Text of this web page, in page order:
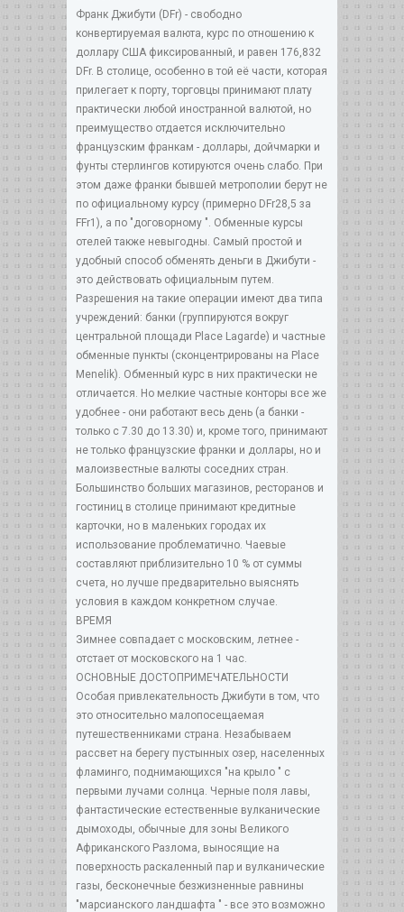
Франк Джибути (DFr) - свободно
конвертируемая валюта, курс по отношению к
доллару США фиксированный, и равен 176,832
DFr. В столице, особенно в той её части, которая
прилегает к порту, торговцы принимают плату
практически любой иностранной валютой, но
преимущество отдается исключительно
французским франкам - доллары, дойчмарки и
фунты стерлингов котируются очень слабо. При
этом даже франки бывшей метрополии берут не
по официальному курсу (примерно DFr28,5 за
FFr1), а по "договорному ". Обменные курсы
отелей также невыгодны. Самый простой и
удобный способ обменять деньги в Джибути -
это действовать официальным путем.
Разрешения на такие операции имеют два типа
учреждений: банки (группируются вокруг
центральной площади Place Lagarde) и частные
обменные пункты (сконцентрированы на Place
Menelik). Обменный курс в них практически не
отличается. Но мелкие частные конторы все же
удобнее - они работают весь день (а банки -
только с 7.30 до 13.30) и, кроме того, принимают
не только французские франки и доллары, но и
малоизвестные валюты соседних стран.
Большинство больших магазинов, ресторанов и
гостиниц в столице принимают кредитные
карточки, но в маленьких городах их
использование проблематично. Чаевые
составляют приблизительно 10 % от суммы
счета, но лучше предварительно выяснять
условия в каждом конкретном случае.
ВРЕМЯ
Зимнее совпадает с московским, летнее -
отстает от московского на 1 час.
ОСНОВНЫЕ ДОСТОПРИМЕЧАТЕЛЬНОСТИ
Особая привлекательность Джибути в том, что
это относительно малопосещаемая
путешественниками страна. Незабываем
рассвет на берегу пустынных озер, населенных
фламинго, поднимающихся "на крыло " с
первыми лучами солнца. Черные поля лавы,
фантастические естественные вулканические
дымоходы, обычные для зоны Великого
Африканского Разлома, выносящие на
поверхность раскаленный пар и вулканические
газы, бесконечные безжизненные равнины
"марсианского ландшафта " - все это возможно